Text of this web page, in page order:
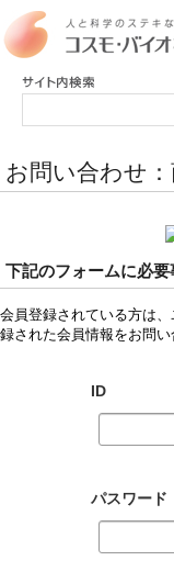
お問い合わせ
下記のフォームに必要
会員登録されている方は
録された会員情報をお問
ID
パスワード